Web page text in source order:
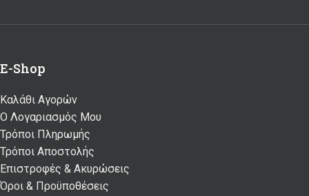
E-Shop
Καλάθι Αγορών
Ο Λογαριασμός Μου
Τρόποι Πληρωμής
Τρόποι Αποστολής
Επιστροφές & Ακυρώσεις
Όροι & Προϋποθέσεις